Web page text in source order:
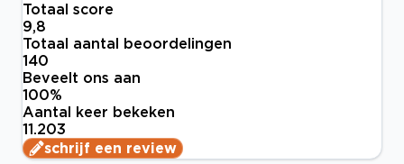
Totaal score
9,8
Totaal aantal beoordelingen
140
Beveelt ons aan
100%
Aantal keer bekeken
11.203
schrijf een review